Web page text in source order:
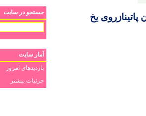
یخ جستجو در سایت
آمار سایت
بازدیدهای امروز
جزئیات بیشتر